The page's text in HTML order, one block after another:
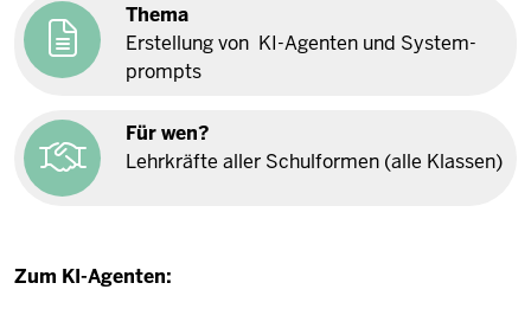
Thema
Er­stellung von KI-​Agenten und Sys­tem­
prompts
Für wen?
Lehr­kräfte aller Schul­formen (alle Klassen)
Zum KI-Agenten: